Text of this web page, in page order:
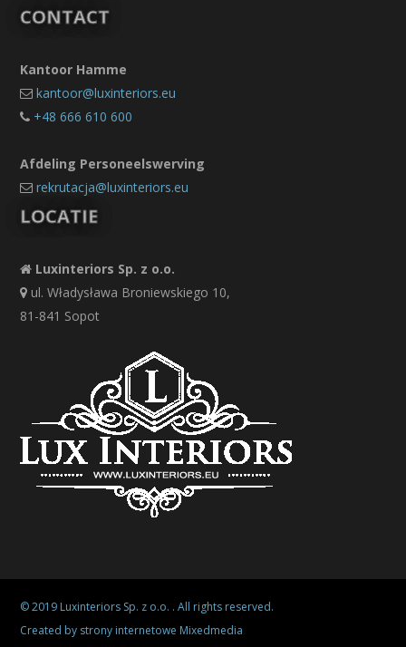
CONTACT
Kantoor Hamme
kantoor@luxinteriors.eu
+48 666 610 600
Afdeling Personeelswerving
rekrutacja@luxinteriors.eu
LOCATIE
Luxinteriors Sp. z o.o.
ul. Władysława Broniewskiego 10,
81-841 Sopot
© 2019 Luxinteriors Sp. z o.o. . All rights reserved.
Created by strony internetowe Mixedmedia